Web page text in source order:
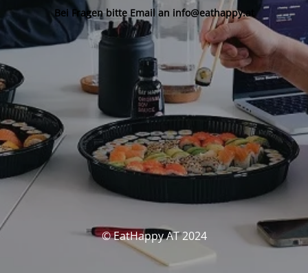
Bei Fragen bitte Email an info@eathappy.at
© EatHappy AT 2024